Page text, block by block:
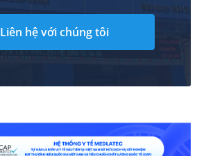
Liên hệ với chúng tôi